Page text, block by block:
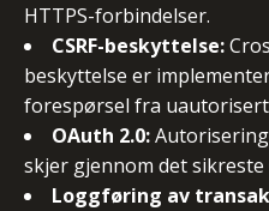
HTTPS-forbindelser.
CSRF-beskyttelse:
beskyttelse er
forespørsel fra
OAuth 2.0:
skjer gjennom det
Loggføring av